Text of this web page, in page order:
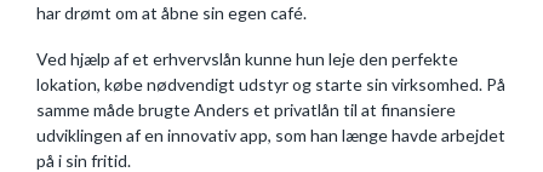
har drømt om at åbne sin egen café.
Ved hjælp af et erhvervslån kunne hun leje den perfekte
lokation, købe nødvendigt udstyr og starte sin virksomhed. På
samme måde brugte Anders et privatlån til at finansiere
udviklingen af en innovativ app, som han længe havde arbejdet
på i sin fritid.